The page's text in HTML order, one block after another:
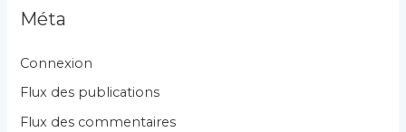
g
r
i
e
Méta
Connexion
Flux des publications
Flux des commentaires